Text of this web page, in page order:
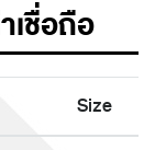
เชื่อถือ
Size